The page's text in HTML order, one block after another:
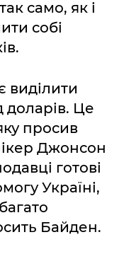
само, як і
собі
виділити
доларів. Це
просив
Джонсон
готові
Україні,
Байден.